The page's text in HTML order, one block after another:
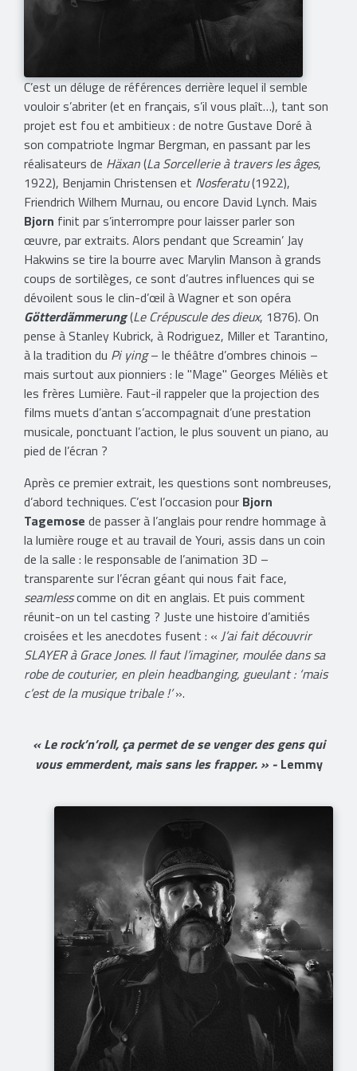
C’est un déluge de références derrière lequel il semble
vouloir s’abriter (et en français, s’il vous plaît…), tant son
projet est fou et ambitieux : de notre Gustave Doré à
son compatriote Ingmar Bergman, en passant par les
réalisateurs de Häxan(La Sorcellerie à travers les âges,
1922), Benjamin Christensen et Nosferatu(1922),
Friendrich Wilhem Murnau, ou encore David Lynch. Mais
Bjorn finit par s’interrompre pour laisser parler son
œuvre, par extraits. Alors pendant que Screamin’ Jay
Hakwins se tire la bourre avec Marylin Manson à grands
coups de sortilèges, ce sont d’autres influences qui se
dévoilent sous le clin-d’œil à Wagner et son opéra
Götterdämmerung(Le Crépuscule des dieux, 1876). On
pense à Stanley Kubrick, à Rodriguez, Miller et Tarantino,
à la tradition du Pi ying– le théâtre d’ombres chinois –
mais surtout aux pionniers : le "Mage" Georges Méliès et
les frères Lumière. Faut-il rappeler que la projection des
films muets d’antan s’accompagnait d’une prestation
musicale, ponctuant l’action, le plus souvent un piano, au
pied de l’écran ?
Après ce premier extrait, les questions sont nombreuses,
d’abord techniques. C’est l’occasion pour Bjorn
Tagemose de passer à l’anglais pour rendre hommage à
la lumière rouge et au travail de Youri, assis dans un coin
de la salle : le responsable de l’animation 3D –
transparente sur l’écran géant qui nous fait face,
seamlesscomme on dit en anglais. Et puis comment
réunit-on un tel casting ? Juste une histoire d’amitiés
croisées et les anecdotes fusent : « J’ai fait découvrir
SLAYER à Grace Jones. Il faut l’imaginer, moulée dans sa
robe de couturier, en plein headbanging, gueulant : ‘mais
c’est de la musique tribale !’».
«Le rock’n’roll, ça permet de se venger des gens qui
vous emmerdent, mais sans les frapper. » - Lemmy